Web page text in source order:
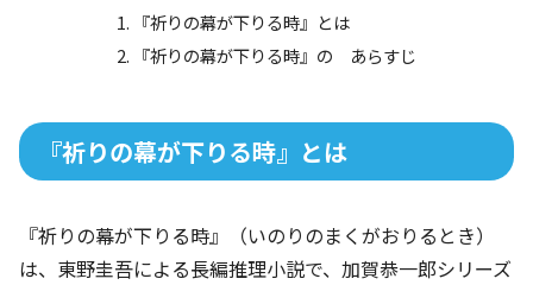
『祈りの幕が下りる時』とは
『祈りの幕が下りる時』の あらすじ
『祈りの幕が下りる時』とは
『祈りの幕が下りる時』（いのりのまくがおりるとき）
は、東野圭吾による長編推理小説で、加賀恭一郎シリーズ